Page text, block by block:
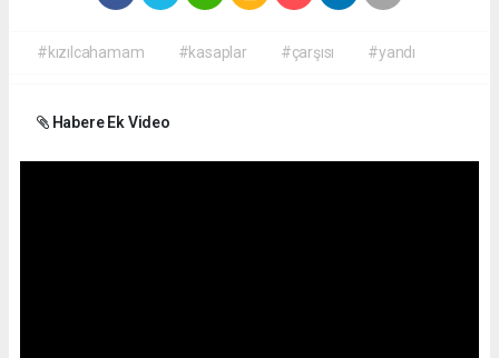
#kızılcahamam #kasaplar #çarşısı #yandı
Habere Ek Video